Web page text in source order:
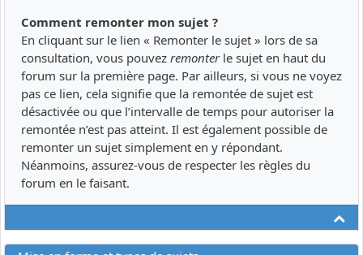
Comment remonter mon sujet ?
En cliquant sur le lien « Remonter le sujet » lors de sa
consultation, vous pouvez remonterle sujet en haut du
forum sur la première page. Par ailleurs, si vous ne voyez
pas ce lien, cela signifie que la remontée de sujet est
désactivée ou que l’intervalle de temps pour autoriser la
remontée n’est pas atteint. Il est également possible de
remonter un sujet simplement en y répondant.
Néanmoins, assurez-vous de respecter les règles du
forum en le faisant.